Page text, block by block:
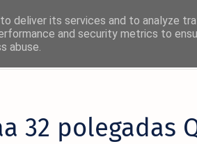
32 polegadas
deliver its services and to analyze
and security metrics to
abuse.